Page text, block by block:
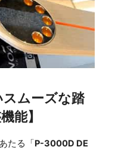
スムーズな踏
能】
たる「P-3000D DE